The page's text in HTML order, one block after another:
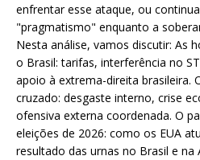
enfrentar esse ataque, ou
"pragmatismo" enquanto a
Nesta análise, vamos discutir: As
o Brasil: tarifas, interferência no
apoio à extrema-direita brasileira.
cruzado: desgaste interno, crise
ofensiva externa coordenada. O
eleições de 2026: como os EUA
resultado das urnas no Brasil e na